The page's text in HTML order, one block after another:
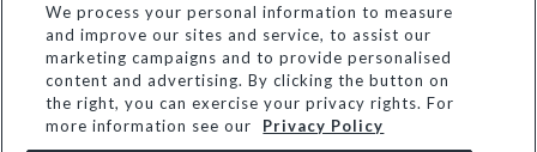
We process your personal information to measure
and improve our sites and service, to assist our
marketing campaigns and to provide personalised
content and advertising. By clicking the button on
the right, you can exercise your privacy rights. For
more information see our
Privacy Policy